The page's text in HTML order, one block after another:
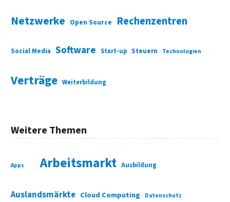
Netzwerke Open Source Rechenzentren
Social Media Software Start-up Steuern Technologien
Verträge Weiterbildung
Weitere Themen
Apps Arbeitsmarkt Ausbildung
Auslandsmärkte Cloud Computing Datenschutz